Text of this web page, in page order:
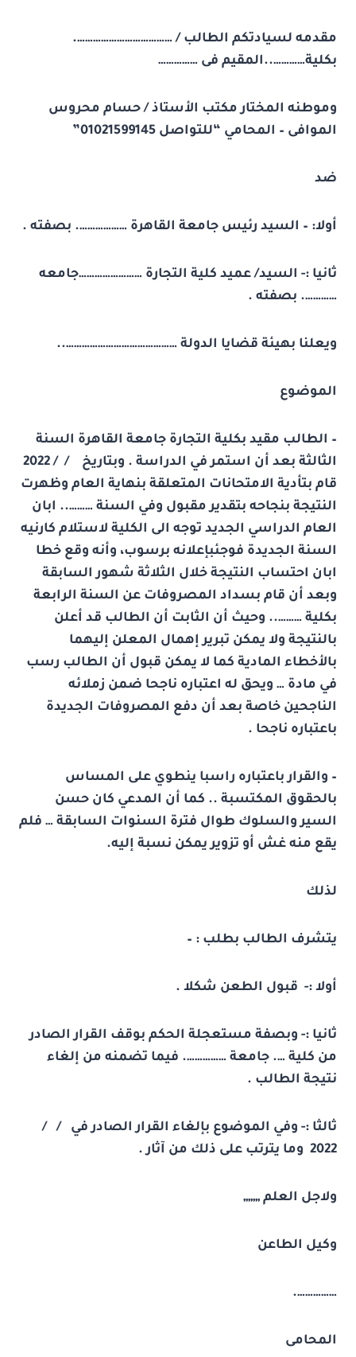
مقدمه لسيادتكم الطالب / ……………………………….
بكلية…………..المقيم فى ……………
وموطنه المختار مكتب الأستاذ / حسام محروس
الموافى – المحامي “للتواصل 01021599145”
ضد
أولا: – السيد رئيس جامعة القاهرة ………………. بصفته .
ثانيا :- السيد/ عميد كلية التجارة ……………………جامعه
…………. بصفته .
ويعلنا بهيئة قضايا الدولة ……………………………………..
الموضوع
– الطالب مقيد بكلية التجارة جامعة القاهرة السنة
الثالثة بعد أن استمر في الدراسة . وبتاريخ / /2022
قام بتأدية الامتحانات المتعلقة بنهاية العام وظهرت
النتيجة بنجاحه بتقدير مقبول وفي السنة ……….. ابان
العام الدراسي الجديد توجه الى الكلية لاستلام كارنيه
السنة الجديدة فوجئبإعلانه برسوب، وأنه وقع خطا
ابان احتساب النتيجة خلال الثلاثة شهور السابقة
وبعد أن قام بسداد المصروفات عن السنة الرابعة
بكلية ……….. وحيث أن الثابت أن الطالب قد أعلن
بالنتيجة ولا يمكن تبرير إهمال المعلن إليهما
بالأخطاء المادية كما لا يمكن قبول أن الطالب رسب
في مادة … ويحق له اعتباره ناجحا ضمن زملائه
الناجحين خاصة بعد أن دفع المصروفات الجديدة
باعتباره ناجحا .
– والقرار باعتباره راسبا ينطوي على المساس
بالحقوق المكتسبة .. كما أن المدعي كان حسن
السير والسلوك طوال فترة السنوات السابقة … فلم
يقع منه غش أو تزوير يمكن نسبة إليه.
لذلك
يتشرف الطالب بطلب : –
أولا :- قبول الطعن شكلا .
ثانيا :- وبصفة مستعجلة الحكم بوقف القرار الصادر
من كلية …. جامعة ……………. فيما تضمنه من إلغاء
نتيجة الطالب .
ثالثا :- وفي الموضوع بإلغاء القرار الصادر في / /
2022 وما يترتب على ذلك من آثار .
ولاجل العلم ,,,,,,,
وكيل الطاعن
…………….
المحامى